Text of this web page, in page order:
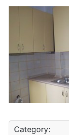
Category: